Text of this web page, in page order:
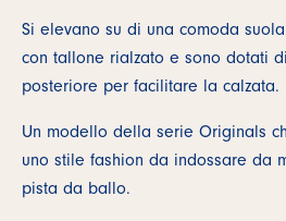
Si elevano su di una comoda
con tallone rialzato e sono dotati
posteriore per facilitare la calzata.
Un modello della serie Originals
uno stile fashion da indossare da
pista da ballo.